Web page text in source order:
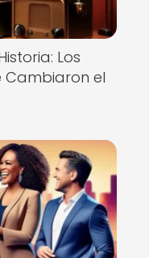
Los
Cambiaron el